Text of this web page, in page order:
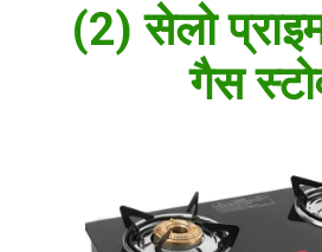
(2) सेलो
गैस